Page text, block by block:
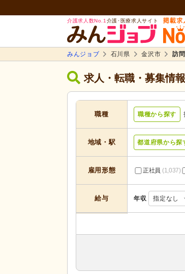
介護求人数No.1 介護･医療求人サイト
みんジョブ 石川県 金沢市 訪
求人・転職・募集情
職種 職種から探す
地域・駅 都道府県から探
雇用形態 正社員 (1,037)
給与 年収 指定なし
訪問看護(79)